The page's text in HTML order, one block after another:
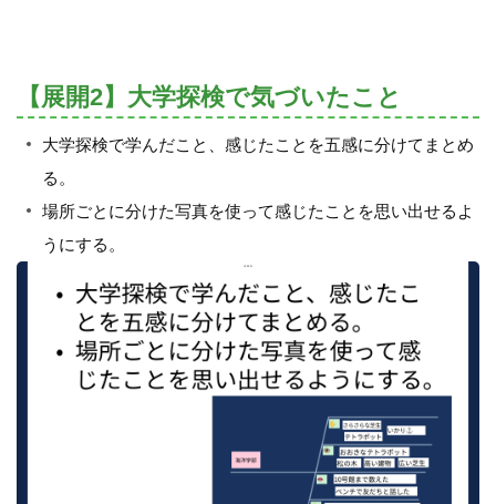
【展開2】大学探検で気づいたこと
大学探検で学んだこと、感じたことを五感に分けてまとめ
る。
場所ごとに分けた写真を使って感じたことを思い出せるよ
うにする。